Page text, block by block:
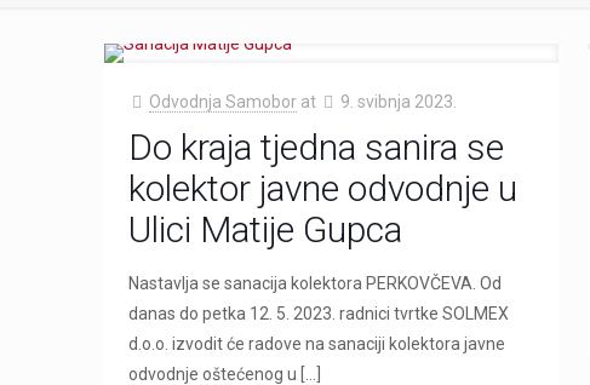
Odvodnja Samobor at 9. svibnja 2023.
Do kraja tjedna sanira se
kolektor javne odvodnje u
Ulici Matije Gupca
Nastavlja se sanacija kolektora PERKOVČEVA. Od
danas do petka 12. 5. 2023. radnici tvrtke SOLMEX
d.o.o. izvodit će radove na sanaciji kolektora javne
odvodnje oštećenog u